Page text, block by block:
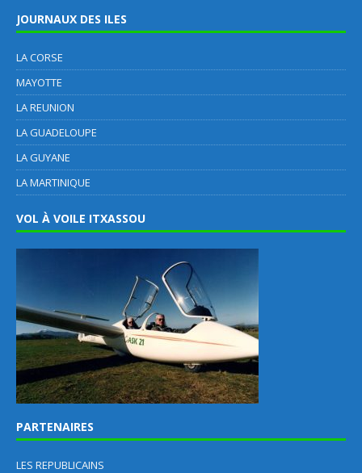
JOURNAUX DES ILES
LA CORSE
MAYOTTE
LA REUNION
LA GUADELOUPE
LA GUYANE
LA MARTINIQUE
VOL À VOILE ITXASSOU
PARTENAIRES
LES REPUBLICAINS